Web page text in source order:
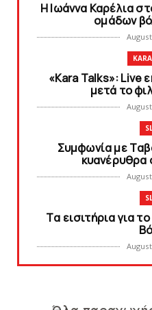
Η Ιωάννα Καρέλια
ομάδων
«Kara Talks»: Live
μετά το
Συμφωνία με
κυανέρυθρα
Tα εισιτήρια για